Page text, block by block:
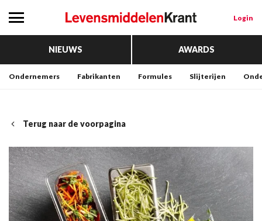
Login
NIEUWS AWARDS
Ondernemers Fabrikanten Formules Slijterijen
Terug naar de voorpagina